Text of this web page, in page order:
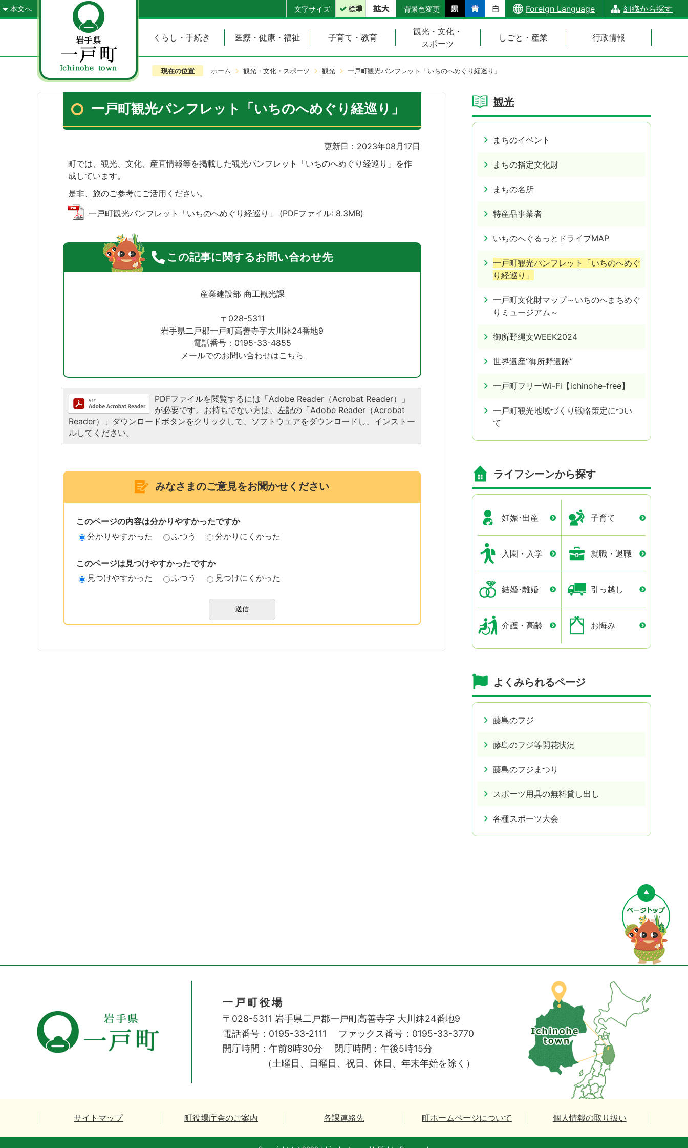
本文へ 文字サイズ 背景色変更 Foreign Language 組織から探す
くらし・手続き 医療・健康・福祉 子育て・教育
観光・文化・
スポーツ
しごと・産業 行政情報
現在の位置 ホーム 観光・文化・スポーツ 観光 一戸町観光パンフレット「いちのへめぐり経巡り」
一戸町観光パンフレット「いちのへめぐり経巡り」
更新日：2023年08月17日
町では、観光、文化、産直情報等を掲載した観光パンフレット「いちのへめぐり経巡り」を作
成しています。
是非、旅のご参考にご活用ください。
一戸町観光パンフレット「いちのへめぐり経巡り」 (PDFファイル: 8.3MB)
この記事に関するお問い合わせ先
産業建設部 商工観光課
〒028-5311
岩手県二戸郡一戸町高善寺字大川鉢24番地9
電話番号：0195-33-4855
メールでのお問い合わせはこちら
PDFファイルを閲覧するには「Adobe Reader（Acrobat Reader）」
が必要です。お持ちでない方は、左記の「Adobe Reader（Acrobat
Reader）」ダウンロードボタンをクリックして、ソフトウェアをダウンロードし、インストー
ルしてください。
みなさまのご意見をお聞かせください
このページの内容は分かりやすかったですか
分かりやすかった
ふつう 分かりにくかった
このページは見つけやすかったですか
見つけやすかった
ふつう 見つけにくかった
観光
まちのイベント
まちの指定文化財
まちの名所
特産品事業者
いちのへぐるっとドライブMAP
一戸町観光パンフレット「いちのへめぐ
り経巡り」
一戸町文化財マップ～いちのへまちめぐ
りミュージアム～
御所野縄文WEEK2024
世界遺産“御所野遺跡”
一戸町フリーWi-Fi【ichinohe-free】
一戸町観光地域づくり戦略策定につい
て
ライフシーンから探す
妊娠･出産 子育て
入園・入学 就職・退職
結婚･離婚 引っ越し
介護・高齢 お悔み
よくみられるページ
藤島のフジ
藤島のフジ等開花状況
藤島のフジまつり
スポーツ用具の無料貸し出し
各種スポーツ大会
一戸町役場
〒028-5311 岩手県二戸郡一戸町高善寺字 大川鉢24番地9
電話番号：0195-33-2111
ファックス番号：0195-33-3770
開庁時間：午前8時30分
閉庁時間：午後5時15分
（土曜日、日曜日、祝日、休日、年末年始を除く）
サイトマップ 町役場庁舎のご案内 各課連絡先 町ホームページについて 個人情報の取り扱い